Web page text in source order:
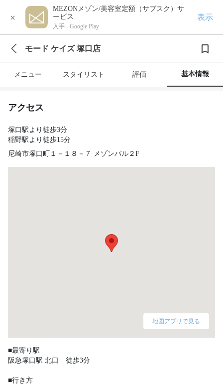
×
MEZONメゾン/美容室定額（サブスク）サ
ービス
入手 - Google Play
表示
モード ケイズ 塚口店
メニュー スタイリスト 評価 基本情報
アクセス
塚口駅より徒歩3分
稲野駅より徒歩15分
尼崎市塚口町１－１８－７ メゾンパル２F
地図アプリで見る
■最寄り駅
阪急塚口駅 北口　徒歩3分
■行き方